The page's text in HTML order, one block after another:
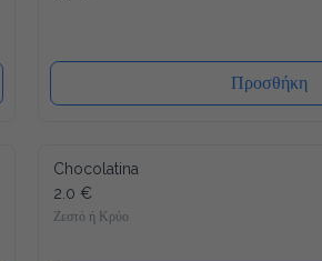
Προσθήκη
Chocolatina
2.0 €
Ζεστό ή Κρύο